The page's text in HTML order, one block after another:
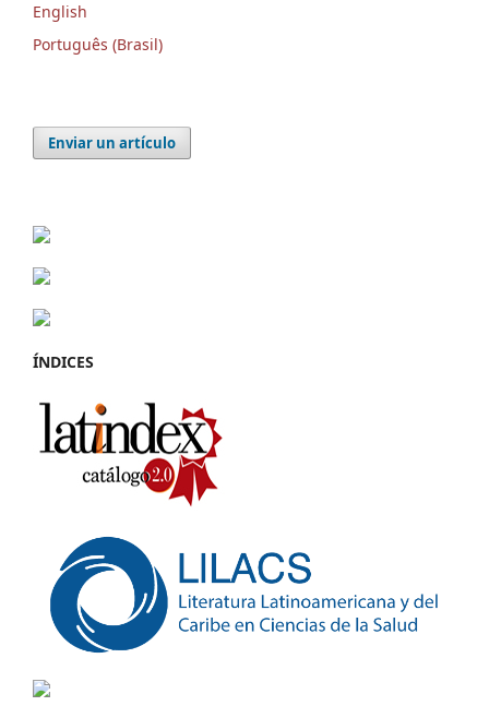
English
Português (Brasil)
Enviar un artículo
ÍNDICES